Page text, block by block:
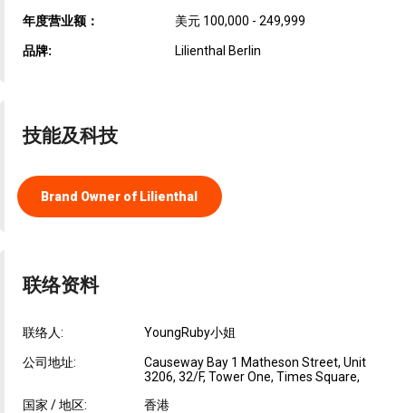
年度营业额： 美元 100,000 - 249,999
品牌: Lilienthal Berlin
技能及科技
Brand Owner of Lilienthal
联络资料
联络人: YoungRuby小姐
公司地址:
Causeway Bay 1 Matheson Street, Unit
3206, 32/F, Tower One, Times Square,
国家 / 地区:
香港